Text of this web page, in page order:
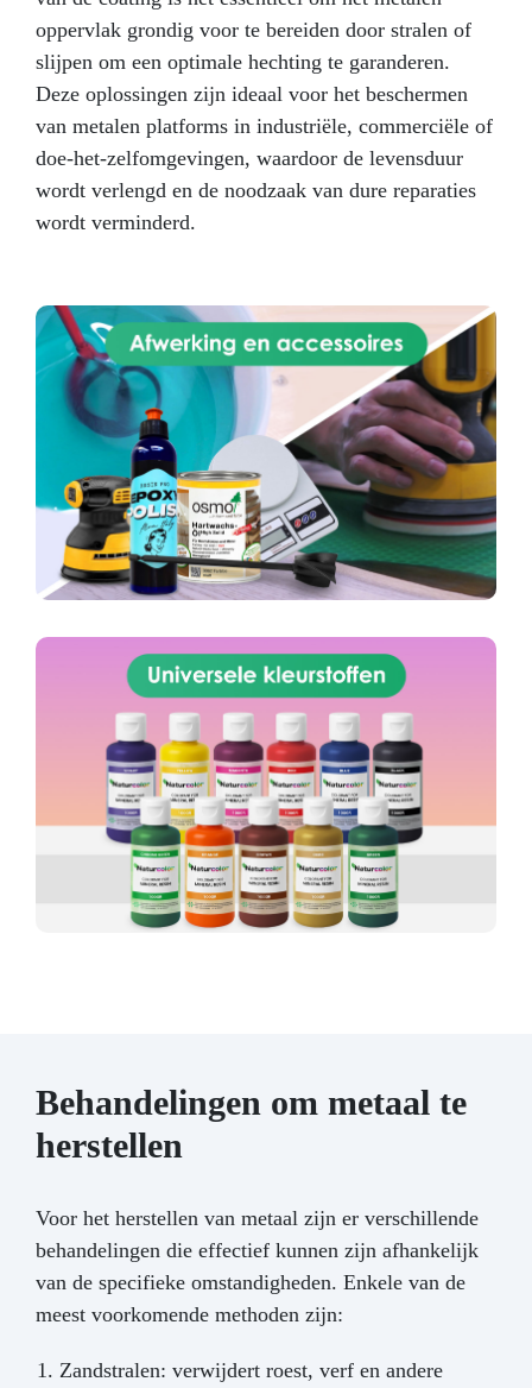
oppervlak grondig voor te bereiden door stralen of
slijpen om een optimale hechting te garanderen.
Deze oplossingen zijn ideaal voor het beschermen
van metalen platforms in industriële, commerciële of
doe-het-zelfomgevingen, waardoor de levensduur
wordt verlengd en de noodzaak van dure reparaties
wordt verminderd.
Behandelingen om metaal te
herstellen
Voor het herstellen van metaal zijn er verschillende
behandelingen die effectief kunnen zijn afhankelijk
van de specifieke omstandigheden. Enkele van de
meest voorkomende methoden zijn:
Zandstralen: verwijdert roest, verf en andere